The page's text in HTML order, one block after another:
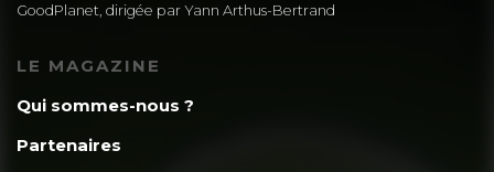
GoodPlanet, dirigée par Yann Arthus-Bertrand
LE MAGAZINE
Qui sommes-nous ?
Partenaires